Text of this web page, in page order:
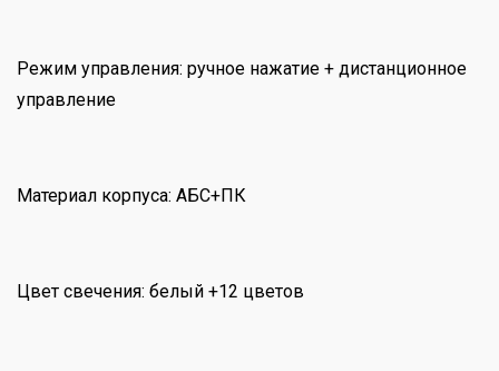
Режим управления: ручное нажатие + дистанционное
управление
Материал корпуса: АБС+ПК
Цвет свечения: белый +12 цветов